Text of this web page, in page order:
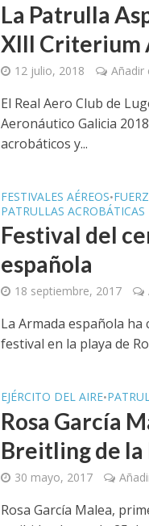
La Patrulla
XIII Criterium
12 julio, 2018 Añadir
El Real Aero Club de
Aeronáutico Galicia
acrobáticos y...
FESTIVALES AÉREOS•
PATRULLAS ACROBÁTICAS
Festival del
española
18 septiembre, 2017
La Armada española
festival en la playa de
EJÉRCITO DEL AIRE•
Rosa García
Breitling de
30 mayo, 2017
Rosa García Malea,